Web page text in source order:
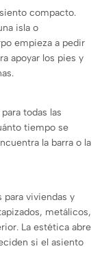
compacto.
isla o
empieza a pedir
apoyar los pies y
todas las
tiempo se
la barra o la
para viviendas y
metálicos,
La estética abre
si el asiento